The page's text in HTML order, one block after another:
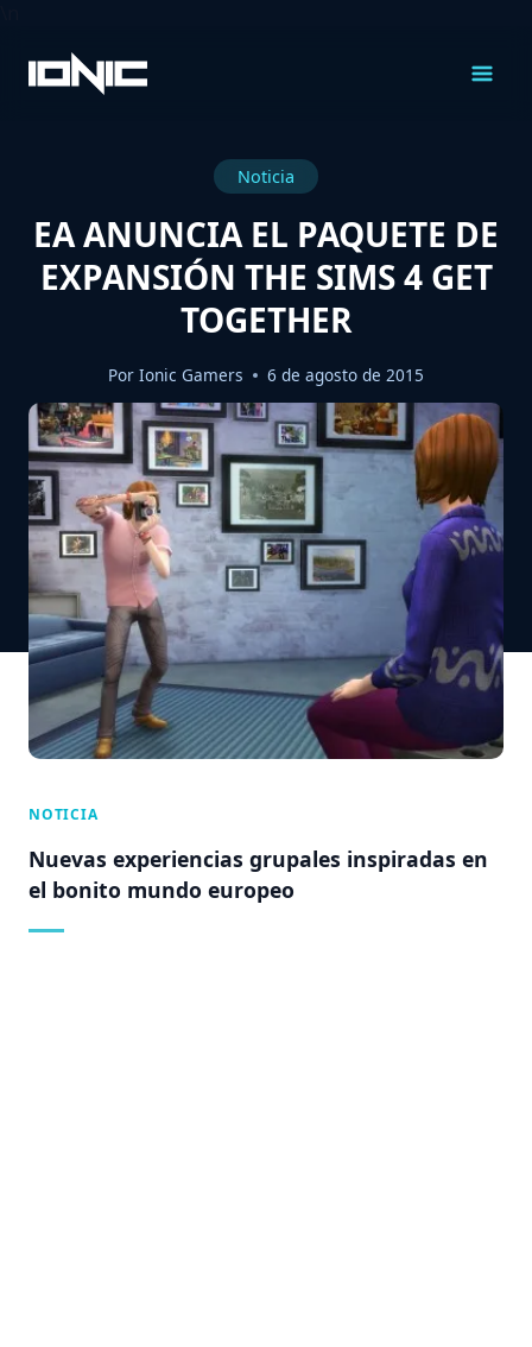
Contenido
Noticia
EA ANUNCIA EL PAQUETE DE
EXPANSIÓN THE SIMS 4 GET
TOGETHER
Por Ionic Gamers 6 de agosto de 2015
NOTICIA
Nuevas experiencias grupales inspiradas en
el bonito mundo europeo